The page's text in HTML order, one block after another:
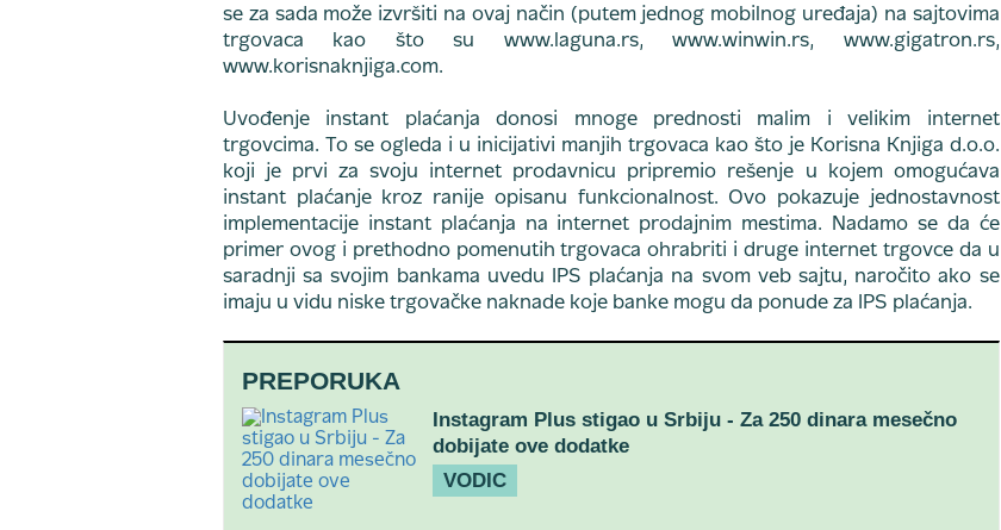
se za sada može izvršiti na ovaj način (putem jednog mobilnog uređaja) na sajtovima
trgovaca kao što su www.laguna.rs, www.winwin.rs, www.gigatron.rs,
www.korisnaknjiga.com.
Uvođenje instant plaćanja donosi mnoge prednosti malim i velikim internet
trgovcima. To se ogleda i u inicijativi manjih trgovaca kao što je Korisna Knjiga d.o.o.
koji je prvi za svoju internet prodavnicu pripremio rešenje u kojem omogućava
instant plaćanje kroz ranije opisanu funkcionalnost. Ovo pokazuje jednostavnost
implementacije instant plaćanja na internet prodajnim mestima. Nadamo se da će
primer ovog i prethodno pomenutih trgovaca ohrabriti i druge internet trgovce da u
saradnji sa svojim bankama uvedu IPS plaćanja na svom veb sajtu, naročito ako se
imaju u vidu niske trgovačke naknade koje banke mogu da ponude za IPS plaćanja.
PREPORUKA
Instagram Plus stigao u Srbiju - Za 250 dinara mesečno
dobijate ove dodatke
VODIC